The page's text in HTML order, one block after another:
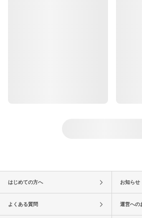
はじめての方へ お知らせ
よくある質問 運営への